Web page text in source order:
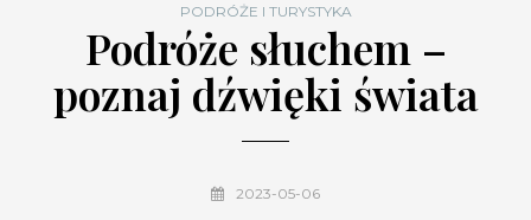
PODRÓŻE I TURYSTYKA
Podróże słuchem –
poznaj dźwięki świata
2023-05-06